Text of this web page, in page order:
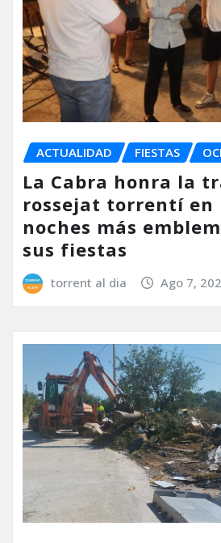
ACTUALIDAD FIESTAS
La Cabra honra la
rossejat torrentí en
noches más
sus fiestas
torrent al dia Ago 7,